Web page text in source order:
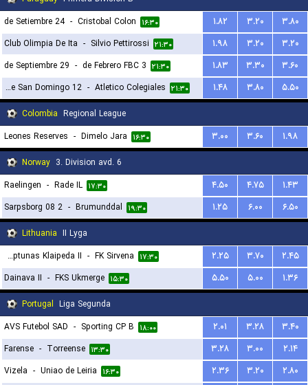
24 de Setiembre - Cristobal Colon ۱۶:۳۰ ۱.۸۲ ۳.۲۰
۳.۸۰
Club Olimpia De Ita - Silvio Pettirossi ۲۱:۳۰ ۱.۹۸ ۳.۲۰
۳.۲۰
29 de Septiembre - 3 de Febrero FBC ۲۱:۳۰ ۱.۸۳ ۳.۳۰
۳.۶۰
12 de Octubre de San Domingo
- Atletico Colegiales ۲۱:۳۰ ۱.۴۸ ۳.۸۰
۵.۵۰
Colombia Regional League
Leones Reserves - Dimelo Jara ۱۶:۳۰ ۳.۰۰ ۳.۶۰
۱.۹۸
Norway 3. Division avd. 6
Raelingen - Rade IL ۱۷:۳۰ ۴.۵۰ ۴.۷۵
۱.۴۳
Sarpsborg 08 2 - Brumunddal ۱۹:۳۰ ۱.۲۵ ۶.۰۰
۶.۵۰
Lithuania II Lyga
FK Neptunas Klaipeda II
- FK Sirvena ۱۷:۳۰ ۲.۲۵ ۳.۷۰
۲.۴۵
Dainava II - FKS Ukmerge ۱۵:۳۰ ۵.۵۰ ۵.۰۰
۱.۳۶
Portugal Liga Segunda
AVS Futebol SAD - Sporting CP B ۱۸:۰۰ ۲.۰۱ ۳.۲۸
۳.۴۰
Farense - Torreense ۱۳:۳۰ ۳.۲۸ ۳.۰۰
۲.۱۴
Vizela - Uniao de Leiria ۱۶:۳۰ ۲.۳۶ ۳.۲۰
۲.۸۰